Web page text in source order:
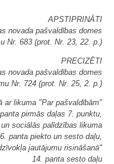
APSTIPRINĀTI
novada pašvaldības domes
Nr. 683 (prot. Nr. 23, 22. p.)
PRECIZĒTI
novada pašvaldības domes
Nr. 724 (prot. Nr. 25, 2. p.)
ar likuma "Par pašvaldībām"
pirmās daļas 7. punktu,
sociālās palīdzības likuma
panta piekto un sesto daļu,
jautājumu risināšanā"
14. panta sesto daļu